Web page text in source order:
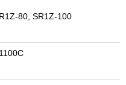
80, SR1Z-100